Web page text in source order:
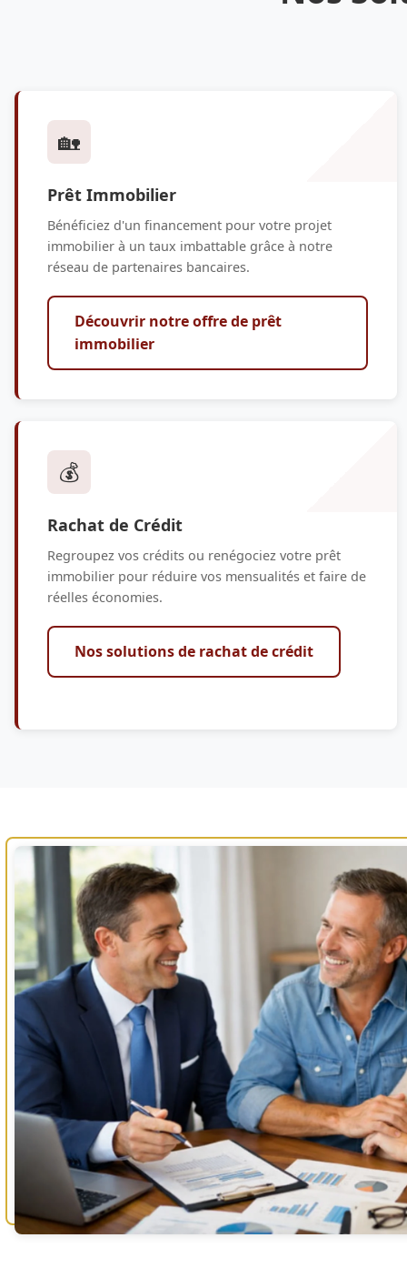
🏡
Prêt Immobilier
Bénéficiez d'un financement pour votre projet
immobilier à un taux imbattable grâce à notre
réseau de partenaires bancaires.
Découvrir notre offre de prêt
immobilier
💰
Rachat de Crédit
Regroupez vos crédits ou renégociez votre prêt
immobilier pour réduire vos mensualités et faire de
réelles économies.
Nos solutions de rachat de crédit